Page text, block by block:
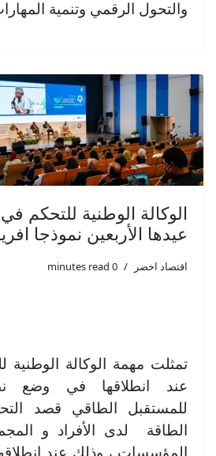
والتحول الرقمي وتنمية
الوكالة الوطنية للتحكم
عيدها الأربعين نموذجا
اقتصاد اخضر 0 minutes read
تمثلت مهمة الوكالة الوطنية
عند انطلاقها في وضع
للمستقبل الطاقي قصد
الطاقة لدى الأفراد و